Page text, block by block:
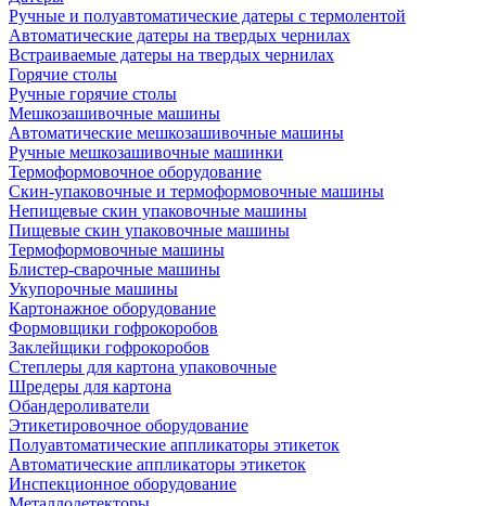
Ручные и полуавтоматические датеры с термолентой
Автоматические датеры на твердых чернилах
Встраиваемые датеры на твердых чернилах
Горячие столы
Ручные горячие столы
Мешкозашивочные машины
Автоматические мешкозашивочные машины
Ручные мешкозашивочные машинки
Термоформовочное оборудование
Скин-упаковочные и термоформовочные машины
Непищевые скин упаковочные машины
Пищевые скин упаковочные машины
Термоформовочные машины
Блистер-сварочные машины
Укупорочные машины
Картонажное оборудование
Формовщики гофрокоробов
Заклейщики гофрокоробов
Степлеры для картона упаковочные
Шредеры для картона
Обандероливатели
Этикетировочное оборудование
Полуавтоматические аппликаторы этикеток
Автоматические аппликаторы этикеток
Инспекционное оборудование